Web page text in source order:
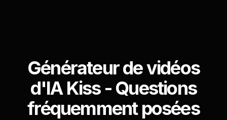
Générateur de vidéos
d'IA Kiss - Questions
fréquemment posées